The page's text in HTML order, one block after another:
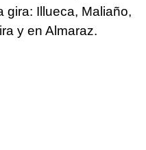
gira: Illueca, Maliaño,
y en Almaraz.